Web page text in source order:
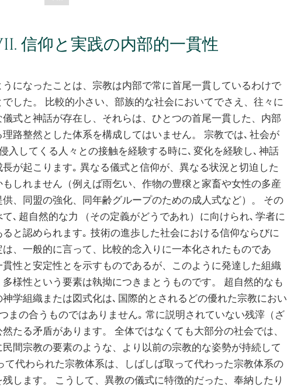
信仰と実践の内部的一貫性
になったことは、宗教は内部で常に首尾一貫しているわけで
した。 比較的小さい、部族的な社会においてでさえ、往々に
儀式と神話が存在し、それらは、ひとつの首尾一貫した、内部
路整然とした体系を構成してはいません。 宗教では､ 社会が
入してくる人々との接触を経験する時に､ 変化を経験し､ 神話
が起こります｡ 異なる儀式と信仰が、異なる状況と切迫した
しれません（例えば雨乞い、作物の豊穣と家畜や女性の多産
、同盟の強化、同年齢グループのための成人式など）。 その
､ 超自然的な力 （その定義がどうであれ） に向けられ､ 学者に
と認められます｡ 技術の進歩した社会における信仰ならびに
、一般的に言って、比較的念入りに一本化されたものであ
貫性と安定性とを示すものであるが、このように発達した組織
様性という要素は執拗につきまとうものです。 超自然的なも
学組織または図式化は､ 国際的とされるどの優れた宗教におい
まの合うものではありません｡ 常に説明されていない残滓（ざ
たる矛盾があります。 全体ではなくても大部分の社会では、
間宗教の要素のような、より以前の宗教的な姿勢が持続して
て代わられた宗教体系は、しばしば取って代わった宗教体系の
残します。 こうして、異教の儀式に特徴的だった、奉納したり